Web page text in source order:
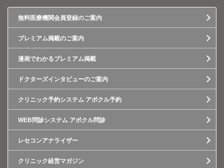
無料医療機関会員登録のご案内
プレミアム掲載のご案内
漫画でわかるプレミアム掲載
ドクターズインタビューのご案内
クリニック予約システム アポクル予約
WEB問診システム アポクル問診
レセコンアナライザー
クリニック経営マガジン